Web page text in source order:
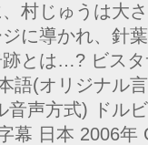
村じゅうは大
に導かれ、針
とは…? ビス
語(オリジナル
音声方式) ドル
幕 日本 2006年